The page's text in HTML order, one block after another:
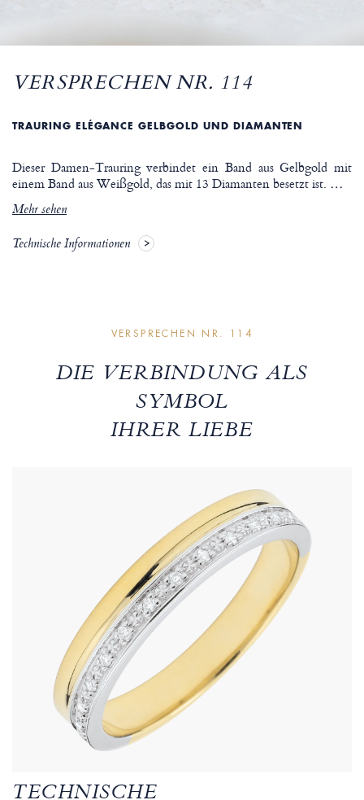
VERSPRECHEN NR. 114
TRAURING ELÉGANCE GELBGOLD UND DIAMANTEN
Dieser Damen-Trauring verbindet ein Band aus Gelbgold mit
einem Band aus Weißgold, das mit 13 Diamanten besetzt ist. …
Mehr sehen
Technische Informationen
VERSPRECHEN NR. 114
DIE VERBINDUNG ALS
SYMBOL
IHRER LIEBE